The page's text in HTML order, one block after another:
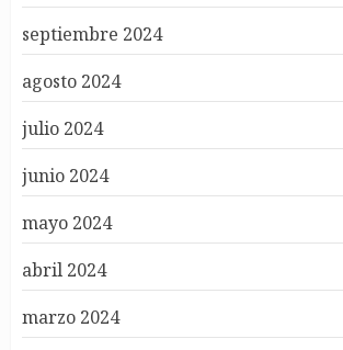
septiembre 2024
agosto 2024
julio 2024
junio 2024
mayo 2024
abril 2024
marzo 2024